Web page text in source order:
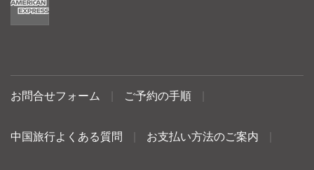
お問合せフォーム ご予約の手順
中国旅行よくある質問 お支払い方法のご案内